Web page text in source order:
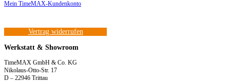
Mein TimeMAX-Kundenkonto
Vertrag widerrufen
Werkstatt & Showroom
TimeMAX GmbH & Co. KG
Nikolaus-Otto-Str. 17
D – 22946 Trittau